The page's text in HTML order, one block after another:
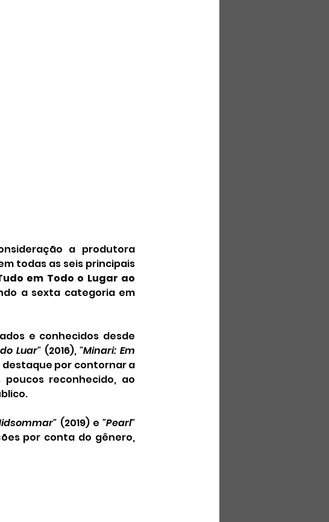
a produtora
todas as seis principais
em Todo o Lugar ao
e conhecidos desde
Luar" (2016), "Minari: Em
por contornar a
reconhecido, ao
(2019) e "Pearl"
por conta do gênero,